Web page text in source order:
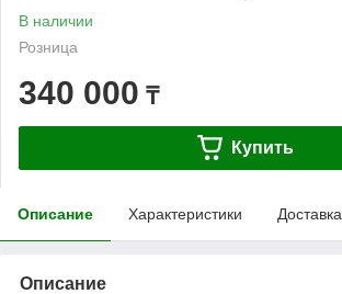
В наличии
Розница
340 000 ₸
Купить
Описание Характеристики Доставка
Описание